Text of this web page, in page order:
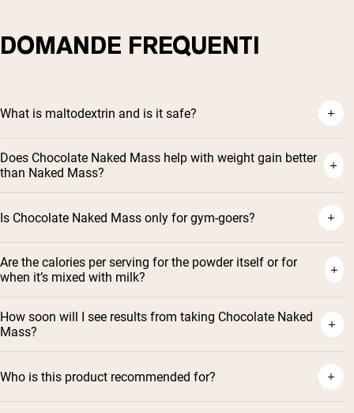
DOMANDE FREQUENTI
What is maltodextrin and is it safe?
Does Chocolate Naked Mass help with weight gain better
than Naked Mass?
Is Chocolate Naked Mass only for gym-goers?
Are the calories per serving for the powder itself or for
when it’s mixed with milk?
How soon will I see results from taking Chocolate Naked
Mass?
Who is this product recommended for?